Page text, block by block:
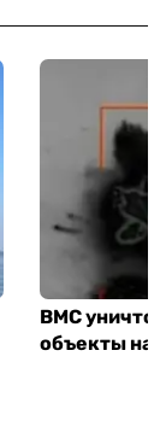
ВМС
объекты на